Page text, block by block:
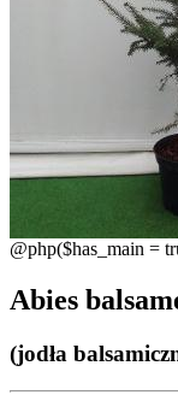
@php($has_main =
Abies
(jodła